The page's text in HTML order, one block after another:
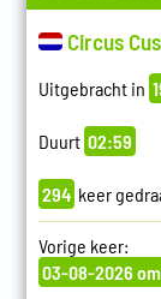
Circus
Uitgebracht in
Duurt 02:59
294 keer
Vorige keer:
03-08-2026